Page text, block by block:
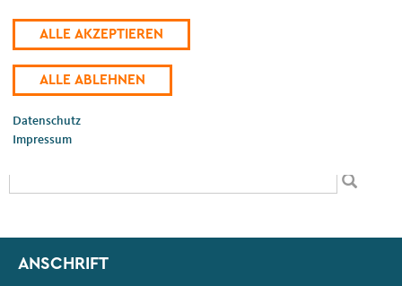
ein. Die Oster-Aktion findet auch bei schlechtem Wetter statt.
Weitere Infos direkt bei Marc Speicher (Mobil: 0177/6497705).
ANSCHRIFT
Datenschutz
Impressum